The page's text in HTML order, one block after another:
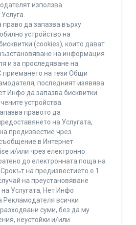
използва
да запазва върху
устройство на
(cookies), които дават
на информация
и за проследяване на
приемането на тези Общи
последният изявява
Инфо да запазва бисквитки
устройства.
правото да
на Услугата,
предизвестие чрез
в Интернет
и/или чрез електронно
до електронната поща на
на предизвестието е 1
на преустановяване
Услугата, Нет Инфо
Рекламодателя всички
суми, без да му
неустойки и/или